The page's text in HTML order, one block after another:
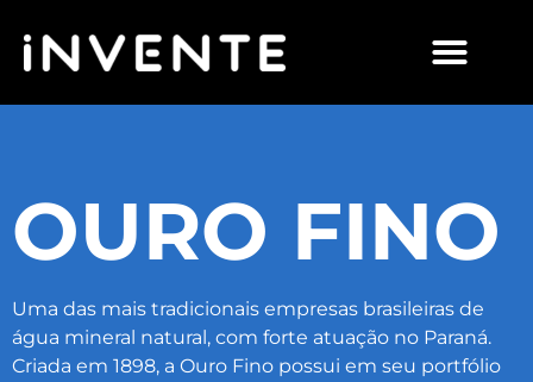
OURO FINO
Uma das mais tradicionais empresas brasileiras de
água mineral natural, com forte atuação no Paraná.
Criada em 1898, a Ouro Fino possui em seu portfólio